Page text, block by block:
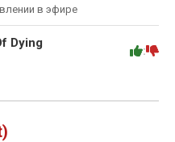
в эфире
Dying
: